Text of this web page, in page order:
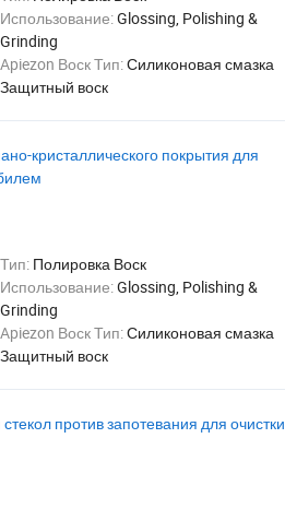
Использование:Glossing, Polishing &
Grinding
Apiezon Воск Тип:Силиконовая смазка
Защитный воск
кристаллического покрытия для
Тип: Полировка Воск
Использование:Glossing, Polishing &
Grinding
Apiezon Воск Тип:Силиконовая смазка
Защитный воск
против запотевания для очистки